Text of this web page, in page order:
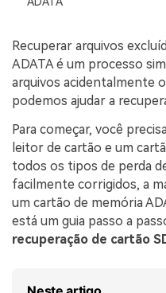
Recoverit
Recupere dados
Outros Produtos
Repairit - Reparar Dados
Recuperar arquivos
ADATA é um processo
arquivos acidentalmente
podemos ajudar a
Para começar, você
leitor de cartão e um
todos os tipos de perda
facilmente corrigidos, a
um cartão de memória
está um guia passo a
recuperação de cartão